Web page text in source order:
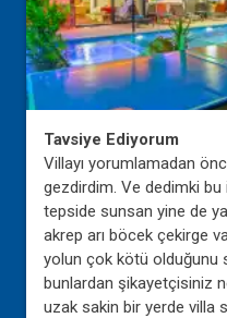
Tavsiye Ediyorum
Villayı yorumlamadan
gezdirdim. Ve dedimki bu
tepside sunsan yine de
akrep arı böcek çekirge
yolun çok kötü olduğunu
bunlardan şikayetçisiniz
uzak sakin bir yerde villa